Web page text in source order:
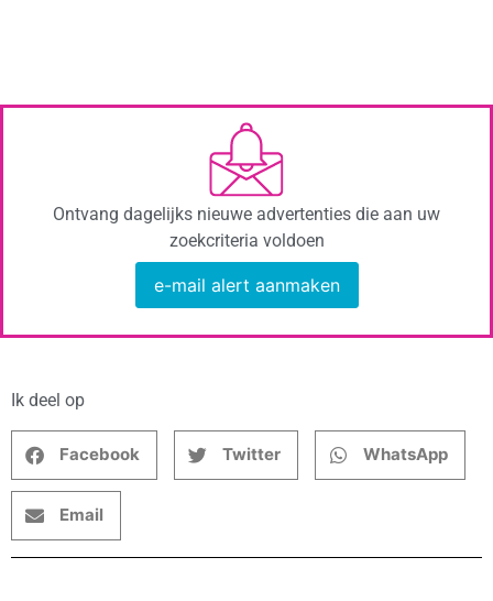
Ontvang dagelijks nieuwe advertenties die aan uw
zoekcriteria voldoen
e-mail alert aanmaken
Ik deel op
Facebook Twitter WhatsApp
Email